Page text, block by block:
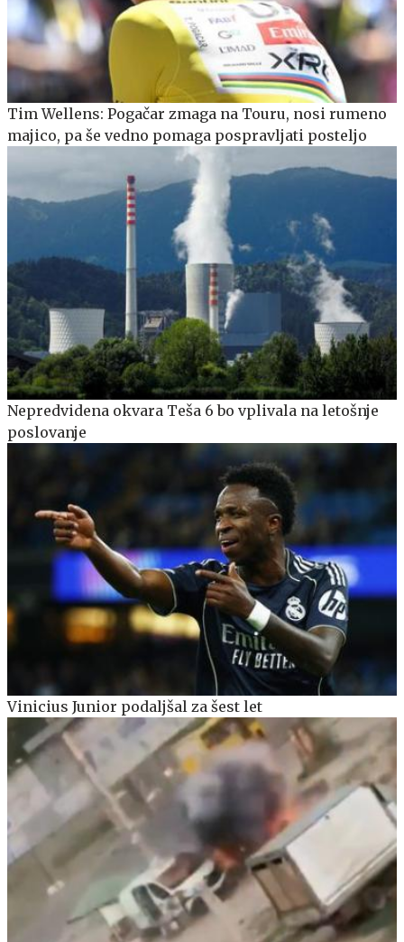
Tim Wellens: Pogačar zmaga na Touru, nosi rumeno
majico, pa še vedno pomaga pospravljati posteljo
Nepredvidena okvara Teša 6 bo vplivala na letošnje
poslovanje
Vinicius Junior podaljšal za šest let